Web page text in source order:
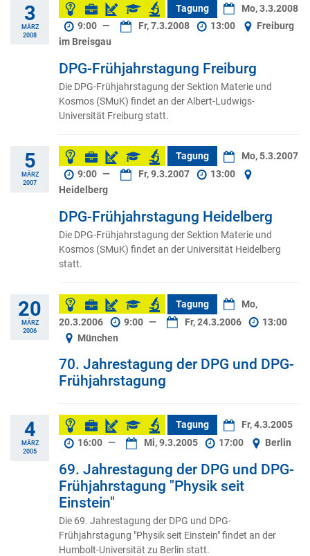
3
MÄRZ
2008
Tagung
Mo, 3.3.2008
9:00 — Fr, 7.3.2008 13:00
Freiburg
im Breisgau
DPG-Frühjahrstagung Freiburg
Die DPG-Frühjahrstagung der Sektion Materie und
Kosmos (SMuK) findet an der Albert-Ludwigs-
Universität Freiburg statt.
5
MÄRZ
2007
Tagung
Mo, 5.3.2007
9:00 — Fr, 9.3.2007
13:00
Heidelberg
DPG-Frühjahrstagung Heidelberg
Die DPG-Frühjahrstagung der Sektion Materie und
Kosmos (SMuK) findet an der Universität Heidelberg
statt.
20
MÄRZ
2006
Tagung
Mo,
20.3.2006
9:00 — Fr, 24.3.2006
13:00
München
70. Jahrestagung der DPG und DPG-
Frühjahrstagung
4
MÄRZ
2005
Tagung
Fr, 4.3.2005
16:00 — Mi, 9.3.2005 17:00 Berlin
69. Jahrestagung der DPG und DPG-
Frühjahrstagung "Physik seit
Einstein"
Die 69. Jahrestagung der DPG und DPG-
Frühjahrstagung "Physik seit Einstein" findet an der
Humbolt-Universität zu Berlin statt.